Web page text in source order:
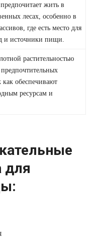
жить в
лесах, особенно в
где есть место для
и источники пищи.
растительностью
как обеспечивают
ресурсам и